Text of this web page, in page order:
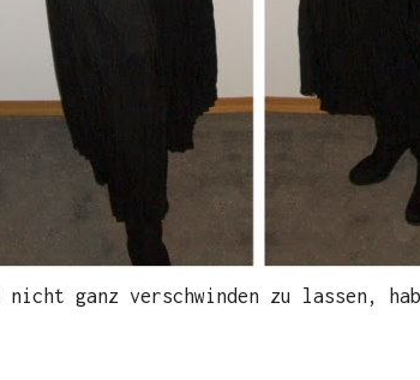
ganz verschwinden zu lassen,